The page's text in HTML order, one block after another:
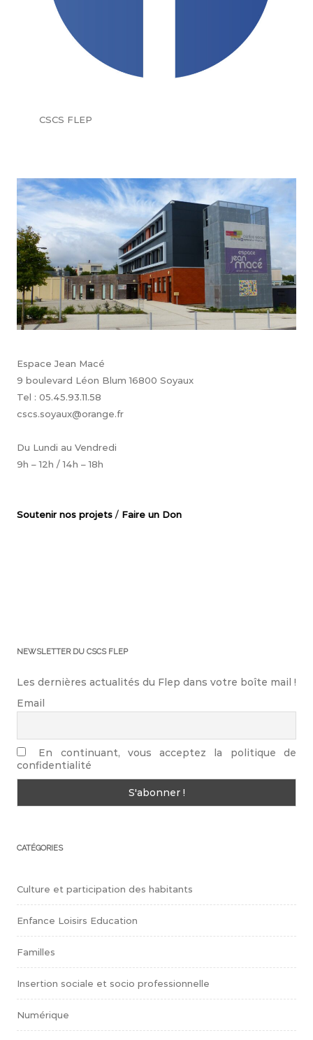
CSCS FLEP
Espace Jean Macé
9 boulevard Léon Blum 16800 Soyaux
Tel : 05.45.93.11.58
cscs.soyaux@orange.fr
Du Lundi au Vendredi
9h – 12h / 14h – 18h
Soutenir nos projets / Faire un Don
NEWSLETTER DU CSCS FLEP
Les dernières actualités du Flep dans votre boîte mail !
Email
En continuant, vous acceptez la politique de
confidentialité
CATÉGORIES
Culture et participation des habitants
Enfance Loisirs Education
Familles
Insertion sociale et socio professionnelle
Numérique